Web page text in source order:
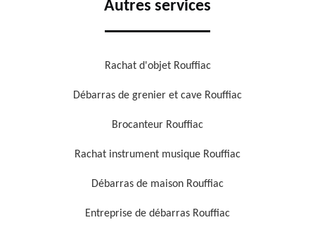
Autres services
Rachat d'objet Rouffiac
Débarras de grenier et cave Rouffiac
Brocanteur Rouffiac
Rachat instrument musique Rouffiac
Débarras de maison Rouffiac
Entreprise de débarras Rouffiac